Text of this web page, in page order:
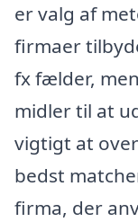
er valg af
firmaer
fx fælder,
midler til at
vigtigt at
bedst
firma, der